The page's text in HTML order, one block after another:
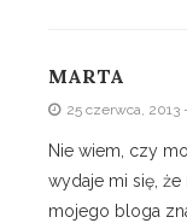
MARTA
25 czerwca, 2013
Nie wiem, czy
wydaje mi się,
mojego bloga